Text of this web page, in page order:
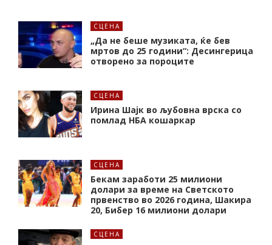
СЦЕНА
„Да не беше музиката, ќе бев
мртов до 25 години“: Десингерица
отворено за пороците
СЦЕНА
Ирина Шајк во љубовна врска со
помлад НБА кошаркар
СЦЕНА
Бекам заработи 25 милиони
долари за време на Светското
првенство во 2026 година, Шакира
20, Бибер 16 милиони долари
СЦЕНА